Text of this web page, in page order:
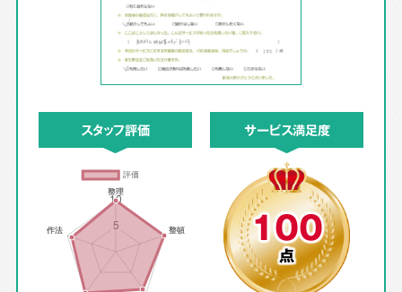
スタッフ評価 サービス満足度
100
点